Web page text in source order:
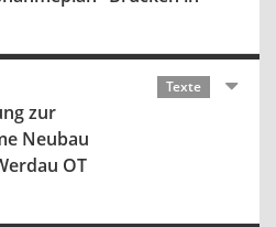
Texte
zur
Neubau
OT